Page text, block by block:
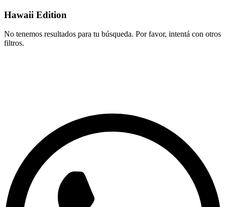
Hawaii Edition
No tenemos resultados para tu búsqueda. Por favor, intentá con otros
filtros.